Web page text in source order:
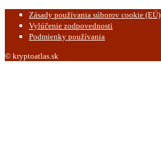
Zásady používania súborov cookie (EÚ)
Vylúčenie zodpovednosti
Podmienky používania
© kryptoatlas.sk